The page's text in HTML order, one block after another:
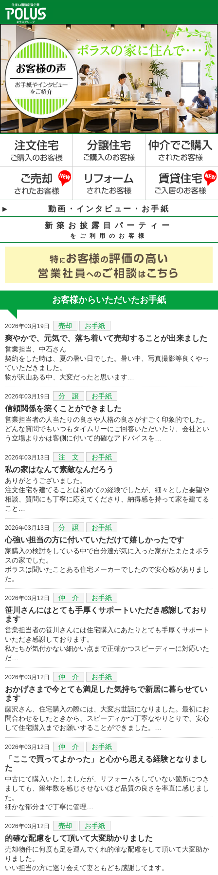
動画・インタビュー・お手紙
新築お披露目パーティー
をご利用のお客様
お客様からいただいたお手紙
2026年03月19日 売却 お手紙
爽やかで、元気で、落ち着いて売却することが出来ました
営業担当、中石さん
契約をした時は、夏の暑い日でした。暑い中、写真撮影等良くやっ
ていただきました。
物が沢山ある中、大変だったと思います…
2026年03月19日 分 譲 お手紙
信頼関係を築くことができました
営業担当者の人当たりの良さや人格の良さがすごく印象的でした。
どんな質問でもいつもタイムリーにご回答いただいたり、会社とい
う立場よりかは客側に付いて的確なアドバイスを…
2026年03月13日 注 文 お手紙
私の家はなんて素敵なんだろう
ありがとうございました。
注文住宅を建てることは初めての経験でしたが、細々とした要望や
相談、質問にも丁寧に応えてくださり、納得感を持って家を建てる
こと…
2026年03月13日 分 譲 お手紙
心強い担当の方に付いていただけて嬉しかったです
家購入の検討をしている中で自分達が気に入った家がたまたまポラ
スの家でした。
ポラスは聞いたことある住宅メーカーでしたので安心感がありまし
た。
2026年03月12日 仲 介 お手紙
笹川さんにはとても手厚くサポートいただき感謝しており
ます
営業担当者の笹川さんには住宅購入にあたりとても手厚くサポート
いただき感謝しております。
私たちが気付かない細かい点まで正確かつスピーディーに対応いた
だ…
2026年03月12日 仲 介 お手紙
おかげさまで今とても満足した気持ちで新居に暮らせてい
ます
藤沢さん、住宅購入の際には、大変お世話になりました。最初にお
問合わせをしたときから、スピーディかつ丁寧なやりとりで、安心
して住宅購入までお願いすることができました。…
2026年03月12日 仲 介 お手紙
「ここで買ってよかった」と心から思える経験となりまし
た
中古にて購入いたしましたが、リフォームをしていない箇所につき
ましても、築年数を感じさせないほど品質の良さを率直に感じまし
た。
細かな部分まで丁寧に管理…
2026年03月12日 売却 お手紙
的確な配慮をして頂いて大変助かりました
売却物件に何度も足を運んでくれ的確な配慮をして頂いて大変助か
りました。
いい担当の方に巡り会えて妻ともども感謝してます。